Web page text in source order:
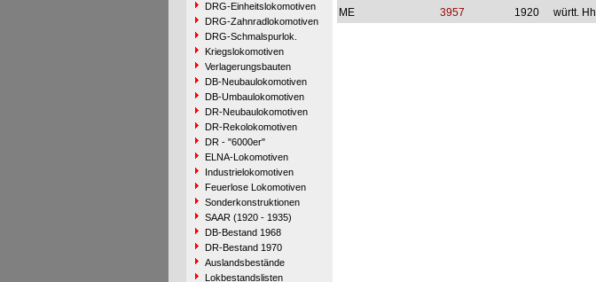
DRG-Einheitslokomotiven
DRG-Zahnradlokomotiven
DRG-Schmalspurlok.
Kriegslokomotiven
Verlagerungsbauten
DB-Neubaulokomotiven
DB-Umbaulokomotiven
DR-Neubaulokomotiven
DR-Rekolokomotiven
DR - "6000er"
ELNA-Lokomotiven
Industrielokomotiven
Feuerlose Lokomotiven
Sonderkonstruktionen
SAAR (1920 - 1935)
DB-Bestand 1968
DR-Bestand 1970
Auslandsbestände
Lokbestandslisten
ME
3957 1920 württ. Hh